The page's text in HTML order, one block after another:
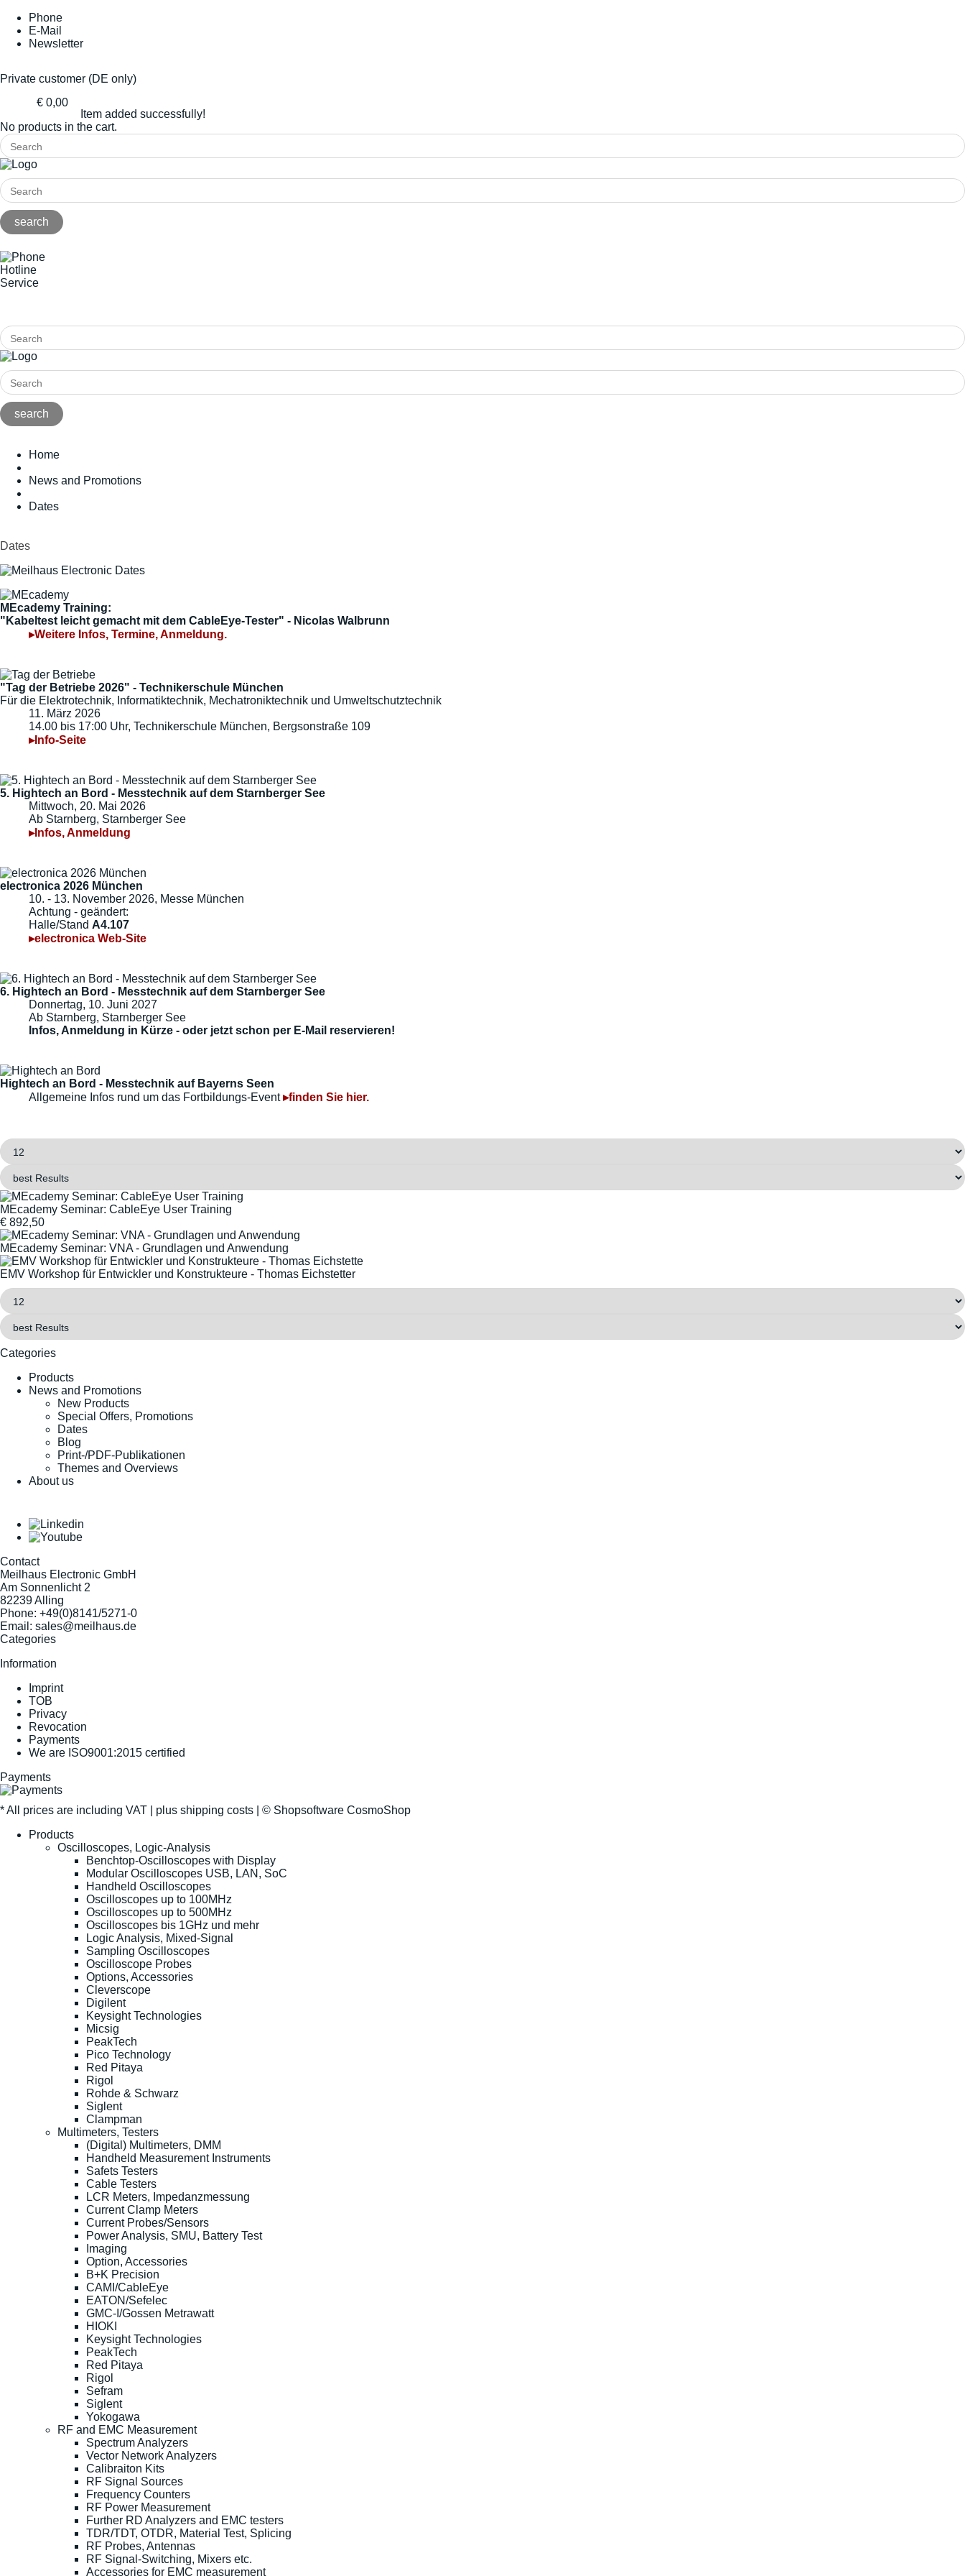
Phone
E-Mail
Newsletter
Private customer (DE only)
€ 0,00
Item added successfully!
No products in the cart.
Hotline
Service
Home
News and Promotions
Dates
Dates
MEcademy Training:
"Kabeltest leicht gemacht mit dem CableEye-Tester" - Nicolas Walbrunn
▸Weitere Infos, Termine, Anmeldung.
"Tag der Betriebe 2026" - Technikerschule München
Für die Elektrotechnik, Informatiktechnik, Mechatroniktechnik und Umweltschutztechnik
11. März 2026
14.00 bis 17:00 Uhr, Technikerschule München, Bergsonstraße 109
▸Info-Seite
5. Hightech an Bord - Messtechnik auf dem Starnberger See
Mittwoch, 20. Mai 2026
Ab Starnberg, Starnberger See
▸Infos, Anmeldung
electronica 2026 München
10. - 13. November 2026, Messe München
Achtung - geändert:
Halle/Stand A4.107
▸electronica Web-Site
6. Hightech an Bord - Messtechnik auf dem Starnberger See
Donnertag, 10. Juni 2027
Ab Starnberg, Starnberger See
Infos, Anmeldung in Kürze - oder jetzt schon per E-Mail reservieren!
Hightech an Bord - Messtechnik auf Bayerns Seen
Allgemeine Infos rund um das Fortbildungs-Event▸finden Sie hier.
MEcademy Seminar: CableEye User Training
€ 892,50
MEcademy Seminar: VNA - Grundlagen und Anwendung
EMV Workshop für Entwickler und Konstrukteure - Thomas Eichstetter
Categories
Products
News and Promotions
New Products
Special Offers, Promotions
Dates
Blog
Print-/PDF-Publikationen
Themes and Overviews
About us
Contact
Meilhaus Electronic GmbH
Am Sonnenlicht 2
82239 Alling
Phone: +49(0)8141/5271-0
Email: sales@meilhaus.de
Categories
Information
Imprint
TOB
Privacy
Revocation
Payments
We are ISO9001:2015 certified
Payments
* All prices are including VAT | plus shipping costs | © Shopsoftware CosmoShop
Products
Oscilloscopes, Logic-Analysis
Benchtop-Oscilloscopes with Display
Modular Oscilloscopes USB, LAN, SoC
Handheld Oscilloscopes
Oscilloscopes up to 100MHz
Oscilloscopes up to 500MHz
Oscilloscopes bis 1GHz und mehr
Logic Analysis, Mixed-Signal
Sampling Oscilloscopes
Oscilloscope Probes
Options, Accessories
Cleverscope
Digilent
Keysight Technologies
Micsig
PeakTech
Pico Technology
Red Pitaya
Rigol
Rohde & Schwarz
Siglent
Clampman
Multimeters, Testers
(Digital) Multimeters, DMM
Handheld Measurement Instruments
Safets Testers
Cable Testers
LCR Meters, Impedanzmessung
Current Clamp Meters
Current Probes/Sensors
Power Analysis, SMU, Battery Test
Imaging
Option, Accessories
B+K Precision
CAMI/CableEye
EATON/Sefelec
GMC-I/Gossen Metrawatt
HIOKI
Keysight Technologies
PeakTech
Red Pitaya
Rigol
Sefram
Siglent
Yokogawa
RF and EMC Measurement
Spectrum Analyzers
Vector Network Analyzers
Calibraiton Kits
RF Signal Sources
Frequency Counters
RF Power Measurement
Further RD Analyzers and EMC testers
TDR/TDT, OTDR, Material Test, Splicing
RF Probes, Antennas
RF Signal-Switching, Mixers etc.
Accessories for EMC measurement